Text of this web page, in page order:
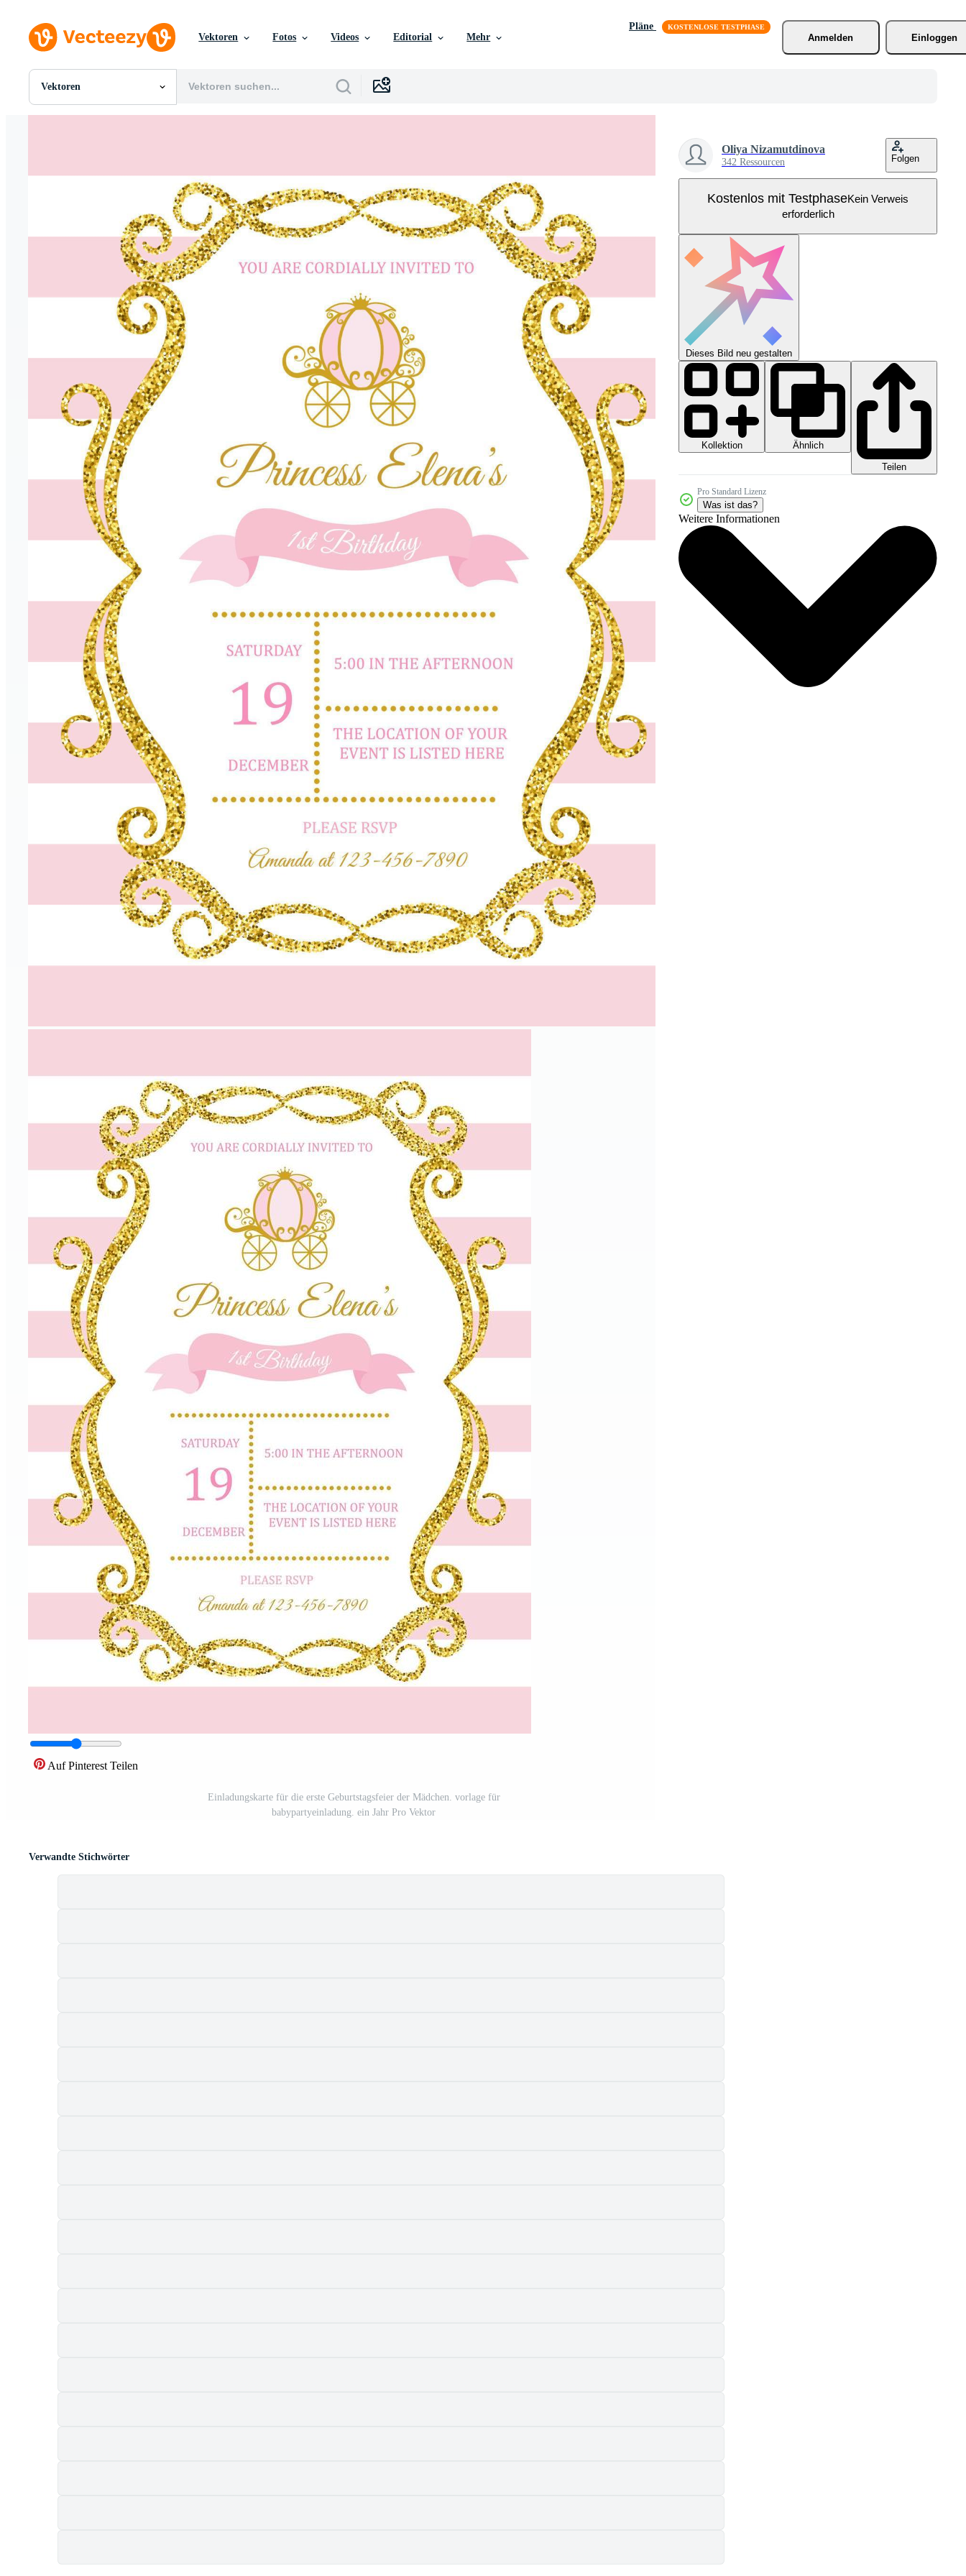
Vektoren Fotos Videos Editorial Mehr
Pläne
Anmelden
Einloggen
Vektoren
Alle Bilder
Motion Graphics
Redaktionelle Bilder
Redaktionelle Ereignisse
Auf Pinterest Teilen
Einladungskarte für die erste Geburtstagsfeier der Mädchen. vorlage für
babypartyeinladung. ein Jahr Pro Vektor
Oliya Nizamutdinova
342 Ressourcen Folgen
Kostenlos mit TestphaseKein Verweis
erforderlich
Dieses Bild neu gestalten
Kollektion
Ähnlich
Teilen
Pro Standard Lizenz
Was ist das?
Weitere Informationen
Verwandte Stichwörter